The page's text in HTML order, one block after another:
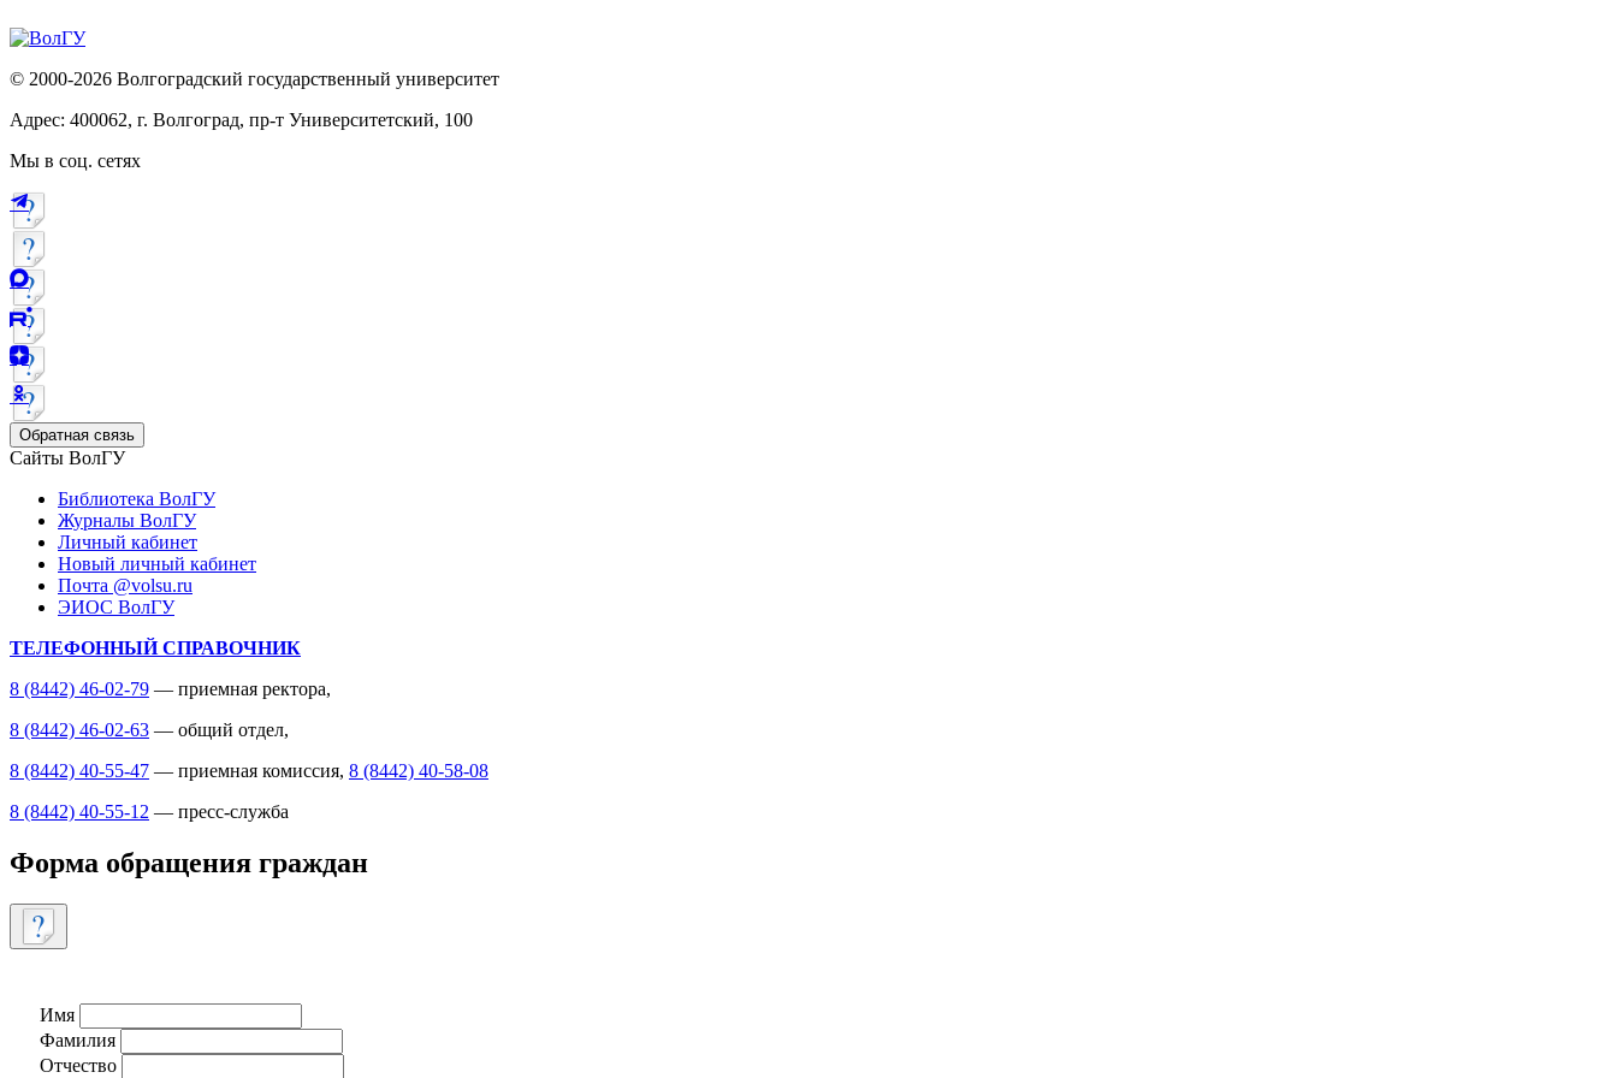
© 2000-2026 Волгоградский государственный университет
Адрес: 400062, г. Волгоград, пр-т Университетский, 100
Мы в соц. сетях
Обратная связь
Сайты ВолГУ
Библиотека ВолГУ
Журналы ВолГУ
Личный кабинет
Новый личный кабинет
Почта @volsu.ru
ЭИОС ВолГУ
ТЕЛЕФОННЫЙ СПРАВОЧНИК
8 (8442) 46-02-79 — приемная ректора,
8 (8442) 46-02-63 — общий отдел,
8 (8442) 40-55-47 — приемная комиссия, 8 (8442) 40-58-08
8 (8442) 40-55-12 — пресс-служба
Форма обращения граждан
Имя
Фамилия
Отчество